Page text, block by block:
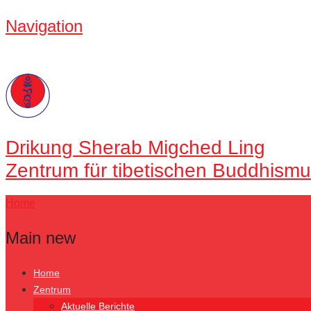
Navigation
Drikung Sherab Migched Ling
Zentrum für tibetischen
Home
Main new
Home
Zentrum
Aktuelle Berichte